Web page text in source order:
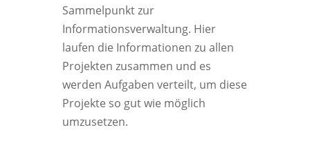
Sammelpunkt zur
Informationsverwaltung. Hier
laufen die Informationen zu allen
Projekten zusammen und es
werden Aufgaben verteilt, um diese
Projekte so gut wie möglich
umzusetzen.